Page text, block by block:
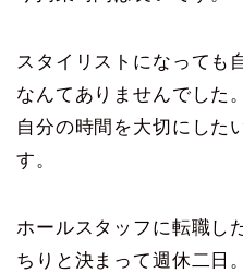
スタイリストになっても
なんてありませんでした。
自分の時間を大切にした
す。
ホールスタッフに転職し
ちりと決まって週休二日。